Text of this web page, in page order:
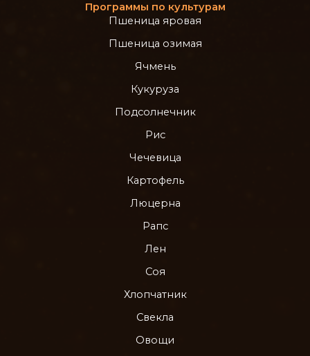
Программы по культурам
Пшеница яровая
Пшеница озимая
Ячмень
Кукуруза
Подсолнечник
Рис
Чечевица
Картофель
Люцерна
Рапс
Лен
Соя
Хлопчатник
Свекла
Овощи